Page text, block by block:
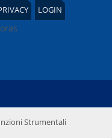
LOGIN
Strumentali